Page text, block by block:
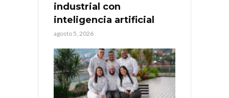
industrial con
inteligencia artificial
agosto 5, 2026